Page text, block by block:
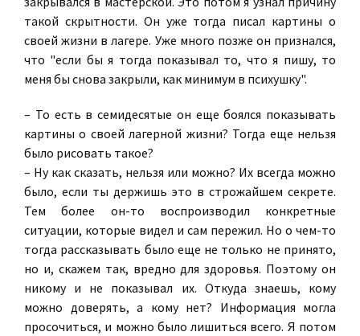
такой скрытности. Он уже тогда писал картины о
своей жизни в лагере. Уже много позже он признался,
что "если бы я тогда показывал то, что я пишу, то
меня бы снова закрыли, как минимум в психушку".
– То есть в семидесятые он еще боялся показывать
картины о своей лагерной жизни? Тогда еще нельзя
было рисовать такое?
– Ну как сказать, нельзя или можно? Их всегда можно
было, если ты держишь это в строжайшем секрете.
Тем более он-то воспроизводил конкретные
ситуации, которые видел и сам пережил. Но о чем-то
тогда рассказывать было еще не только не принято,
но и, скажем так, вредно для здоровья. Поэтому он
никому и не показывал их. Откуда знаешь, кому
можно доверять, а кому нет? Информация могла
просочиться, и можно было лишиться всего. Я потом